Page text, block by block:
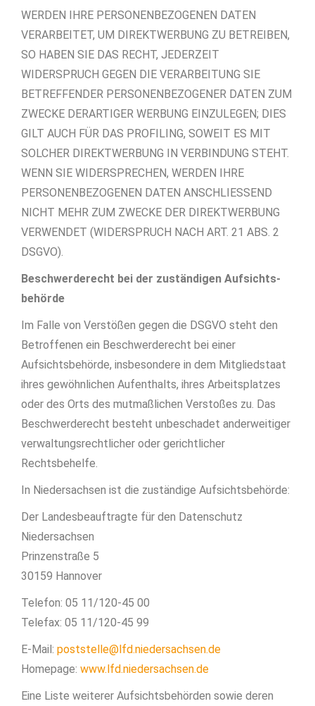
WERDEN IHRE PERSONENBEZOGENEN DATEN
VERARBEITET, UM DIREKTWERBUNG ZU BETREIBEN,
SO HABEN SIE DAS RECHT, JEDERZEIT
WIDERSPRUCH GEGEN DIE VERARBEITUNG SIE
BETREFFENDER PERSONENBEZOGENER DATEN ZUM
ZWECKE DERARTIGER WERBUNG EINZULEGEN; DIES
GILT AUCH FÜR DAS PROFILING, SOWEIT ES MIT
SOLCHER DIREKTWERBUNG IN VERBINDUNG STEHT.
WENN SIE WIDERSPRECHEN, WERDEN IHRE
PERSONENBEZOGENEN DATEN ANSCHLIESSEND
NICHT MEHR ZUM ZWECKE DER DIREKTWERBUNG
VERWENDET (WIDERSPRUCH NACH ART. 21 ABS. 2
DSGVO).
Beschwerde­recht bei der zuständigen Aufsichts­
behörde
Im Falle von Verstößen gegen die DSGVO steht den
Betroffenen ein Beschwerderecht bei einer
Aufsichtsbehörde, insbesondere in dem Mitgliedstaat
ihres gewöhnlichen Aufenthalts, ihres Arbeitsplatzes
oder des Orts des mutmaßlichen Verstoßes zu. Das
Beschwerderecht besteht unbeschadet anderweitiger
verwaltungsrechtlicher oder gerichtlicher
Rechtsbehelfe.
In Niedersachsen ist die zuständige Aufsichtsbehörde:
Der Landesbeauftragte für den Datenschutz
Niedersachsen
Prinzenstraße 5
30159 Hannover
Telefon: 05 11/120-45 00
Telefax: 05 11/120-45 99
E-Mail: poststelle@lfd.niedersachsen.de
Homepage: www.lfd.niedersachsen.de
Eine Liste weiterer Aufsichtsbehörden sowie deren